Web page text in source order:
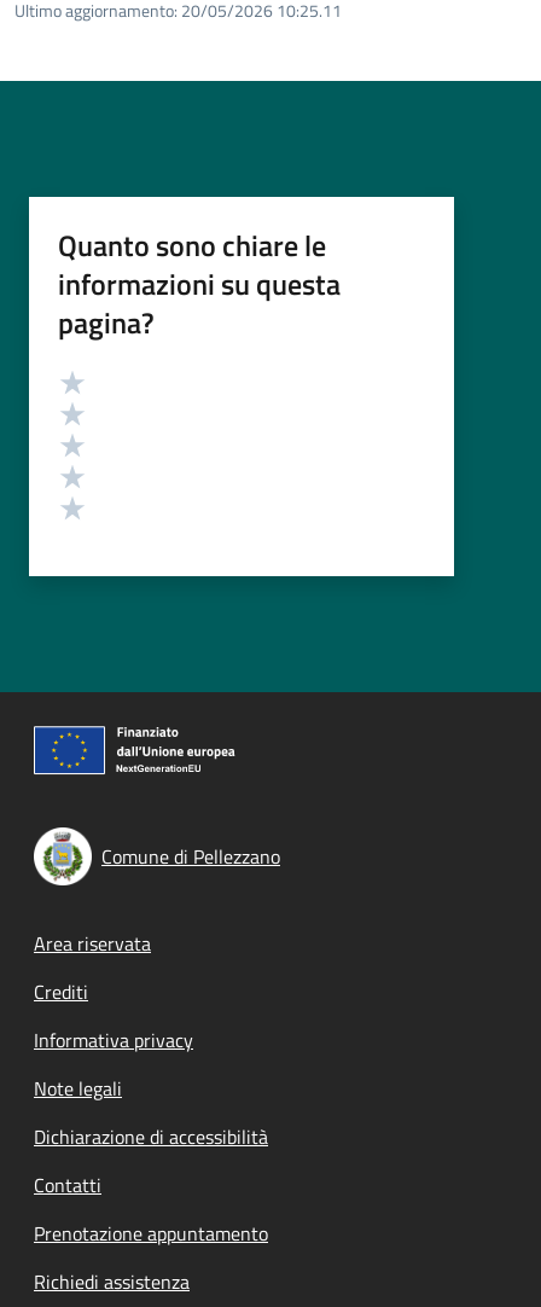
Ultimo aggiornamento: 20/05/2026 10:25.11
Quanto sono chiare le
informazioni su questa
pagina?
Valutazione
Comune di Pellezzano
Footer menu
Area riservata
Crediti
Informativa privacy
Note legali
Dichiarazione di accessibilità
Contatti
Prenotazione appuntamento
Richiedi assistenza